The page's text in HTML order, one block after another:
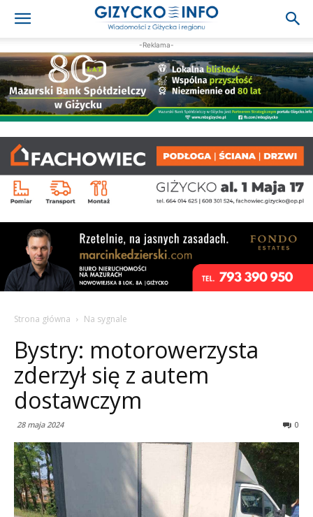
-Reklama-
Strona główna Na sygnale
Bystry: motorowerzysta
zderzył się z autem
dostawczym
28 maja 2024 0